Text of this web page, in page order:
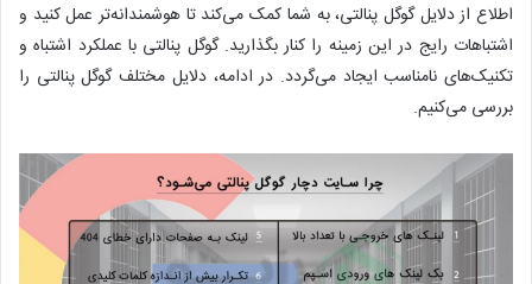
اطلاع از دلایل گوگل پنالتی، به شما کمک می‌کند تا هوشمندانه‌تر عمل کنید و
اشتباهات رایج در این زمینه را کنار بگذارید. گوگل پنالتی با عملکرد اشتباه و
تکنیک‌های نامناسب ایجاد می‌گردد. در ادامه، دلایل مختلف گوگل پنالتی را
بررسی می‌کنیم.